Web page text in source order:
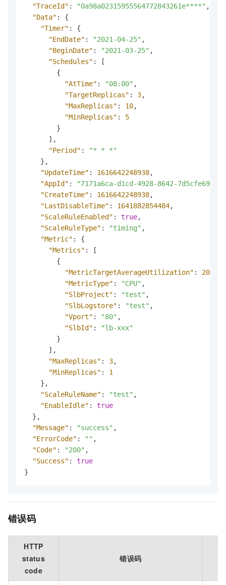
"TraceId" : "0a98a02315955564772843261e****" ,
"Data" :
{
"Timer" :
{
"EndDate" : "2021-04-25" ,
"BeginDate" : "2021-03-25" ,
"Schedules" :
[
{
"AtTime" : "08:00" ,
"TargetReplicas" : 3,
"MaxReplicas" : 10,
"MinReplicas" :
5
}
] ,
"Period" :
"* * *"
} ,
"UpdateTime" : 1616642248938,
"AppId" :
"7171a6ca-d1cd-4928-8642-
"CreateTime" : 1616642248938,
"LastDisableTime" : 1641882854484,
"ScaleRuleEnabled" : true,
"ScaleRuleType" : "timing" ,
"Metric" :
{
"Metrics" :
[
{
"MetricTargetAverageUtilization" : 20
"MetricType" : "CPU" ,
"SlbProject" : "test" ,
"SlbLogstore" : "test" ,
"Vport" : "80" ,
"SlbId" :
"lb-xxx"
}
] ,
"MaxReplicas" : 3,
"MinReplicas" :
1
} ,
"ScaleRuleName" : "test" ,
"EnableIdle" :
true
} ,
"Message" : "success" ,
"ErrorCode" : "" ,
"Code" : "200" ,
"Success" :
true
}
错误码
HTTP
status
code
错误码